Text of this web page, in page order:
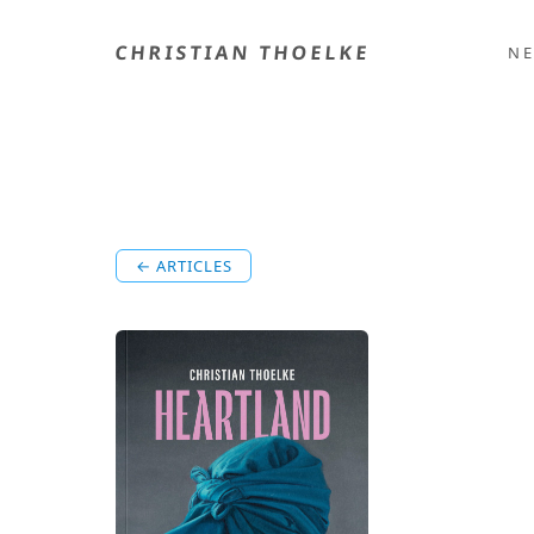
CHRISTIAN THOELKE
← ARTICLES